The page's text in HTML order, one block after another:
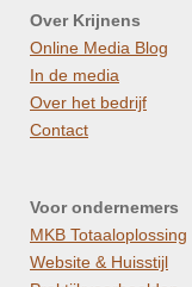
Over Krijnens
Online Media Blog
In de media
Over het bedrijf
Contact
Voor ondernemers
MKB Totaaloplossing
Website & Huisstijl